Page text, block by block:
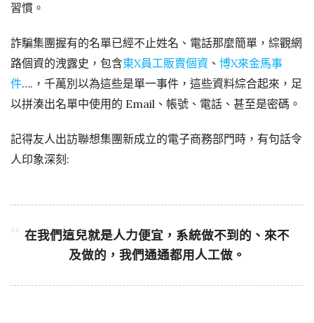
習慣。
詐騙集團握有的名單已經不止姓名、電話那麼簡單，綜觀網
路個資的洩露史，包含東X員工販賣個資 、 博X來金馬事
件….，千萬別以為這些是單一事件，這些資料綜合起來，足
以拼湊出名單中使用的 Email、帳號、電話、甚至是密碼。
記得友人出訪聯想集團新成立的電子商務部門時，有句話令
人印象深刻:
在我們這兒就是人力便宜，系統做不到的、來不
及做的，我們通通都用人工做。